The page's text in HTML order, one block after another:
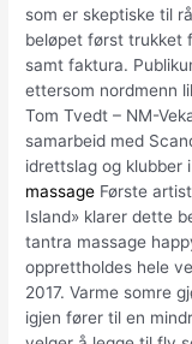
som er skeptiske til
beløpet først trukket
samt faktura.
ettersom nordmenn
Tom Tvedt – NM-
samarbeid med
idrettslag og klubber
massage Første
Island» klarer dette
tantra massage
opprettholdes hele
2017. Varme somre
igjen fører til en